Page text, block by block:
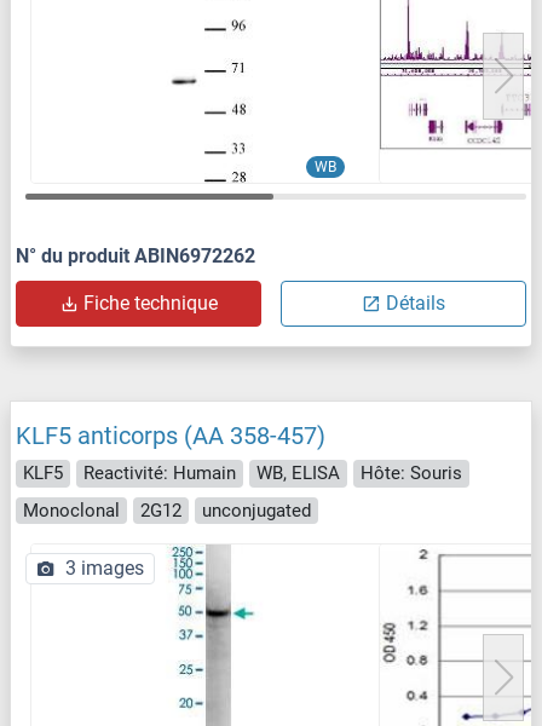
WB
N° du produit ABIN6972262
Fiche technique Détails
KLF5 anticorps (AA 358-457)
KLF5 Reactivité: Humain WB, ELISA
Hôte: Souris
Monoclonal
2G12 unconjugated
3 images